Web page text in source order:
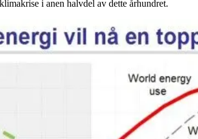
i anen halvdel av dette århundret.